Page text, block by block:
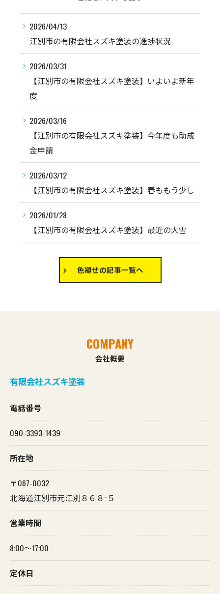
2026/04/13
江別市の有限会社スズキ塗装の進捗状況
2026/03/31
【江別市の有限会社スズキ塗装】いよいよ新年
度
2026/03/16
【江別市の有限会社スズキ塗装】今年度も助成
金申請
2026/03/12
【江別市の有限会社スズキ塗装】春ももう少し
2026/01/28
【江別市の有限会社スズキ塗装】最近の大雪
色褪せの記事一覧へ
会社概要
COMPANY
有限会社スズキ塗装
電話番号
090-3393-1439
所在地
〒067-0032
北海道江別市元江別８６８−５
営業時間
8:00～17:00
定休日